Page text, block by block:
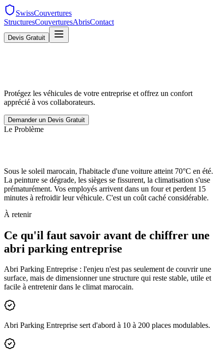
SwissCouvertures
StructuresCouverturesAbrisContact
Devis Gratuit
Protégez les véhicules de votre entreprise et offrez un confort
apprécié à vos collaborateurs.
Demander un Devis Gratuit
Le Problème
Sous le soleil marocain, l'habitacle d'une voiture atteint 70°C en été.
La peinture se dégrade, les sièges se fissurent, la climatisation s'use
prématurément. Vos employés arrivent dans un four et perdent 15
minutes à refroidir leur véhicule. C'est un coût caché considérable.
À retenir
Ce qu'il faut savoir avant de chiffrer une
abri parking entreprise
Abri Parking Entreprise : l'enjeu n'est pas seulement de couvrir une
surface, mais de dimensionner une structure qui reste stable, utile et
facile à entretenir dans le climat marocain.
Abri Parking Entreprise sert d'abord à 10 à 200 places modulables.